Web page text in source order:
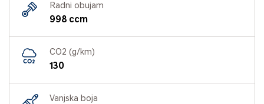
Radni obujam
998 ccm
CO2 (g/km)
130
Vanjska boja